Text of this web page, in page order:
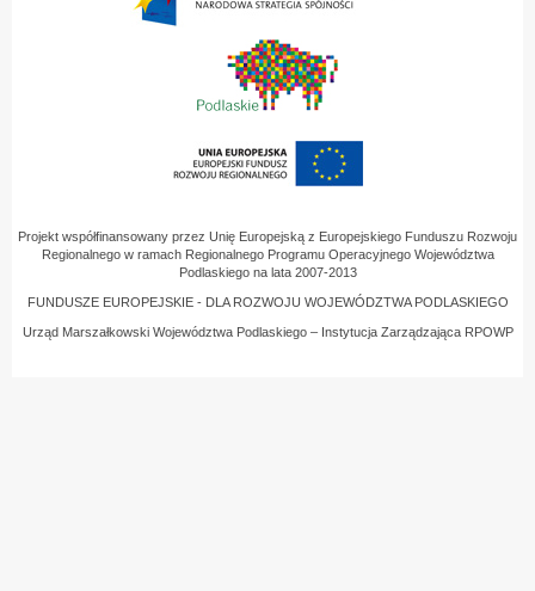
Projekt współfinansowany przez Unię Europejską z Europejskiego Funduszu Rozwoju
Regionalnego w ramach Regionalnego Programu Operacyjnego Województwa
Podlaskiego na lata 2007-2013
FUNDUSZE EUROPEJSKIE - DLA ROZWOJU WOJEWÓDZTWA PODLASKIEGO
Urząd Marszałkowski Województwa Podlaskiego – Instytucja Zarządzająca RPOWP